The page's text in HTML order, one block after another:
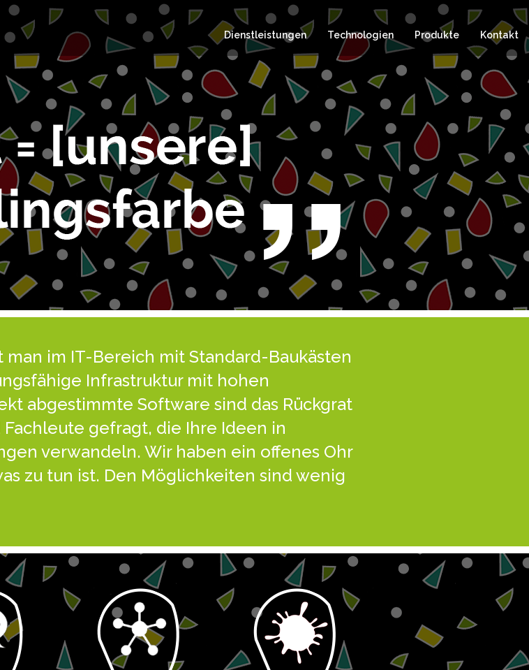
Dienstleistungen Technologien Produkte Kontakt
im IT-Bereich mit Standard-Baukästen
Infrastruktur mit hohen
abgestimmte Software sind das Rückgrat
gefragt, die Ihre Ideen in
verwandeln. Wir haben ein offenes Ohr
zu tun ist. Den Möglichkeiten sind wenig